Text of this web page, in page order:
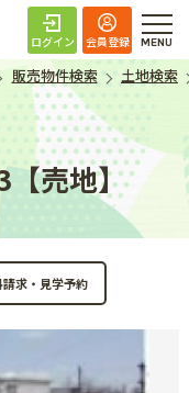
住まいの専門店 ハ
ログイン 会員登録
販売物件検索 土地検索
【売地】